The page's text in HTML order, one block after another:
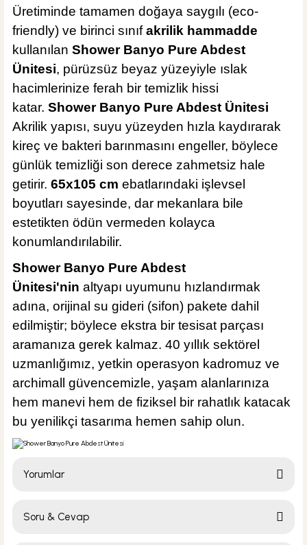
Üretiminde tamamen doğaya saygılı (eco-
friendly) ve birinci sınıfakrilik hammadde
kullanılan Shower Banyo Pure Abdest
Ünitesi, pürüzsüz beyaz yüzeyiyle ıslak
hacimlerinize ferah bir temizlik hissi
katar. Shower Banyo Pure Abdest Ünitesi
Akrilik yapısı, suyu yüzeyden hızla kaydırarak
kireç ve bakteri barınmasını engeller, böylece
günlük temizliği son derece zahmetsiz hale
getirir. 65x105 cm ebatlarındaki işlevsel
boyutları sayesinde, dar mekanlara bile
estetikten ödün vermeden kolayca
konumlandırılabilir.
Shower Banyo Pure Abdest
Ünitesi'nin altyapı uyumunu hızlandırmak
adına, orijinal su gideri (sifon) pakete dahil
edilmiştir; böylece ekstra bir tesisat parçası
aramanıza gerek kalmaz. 40 yıllık sektörel
uzmanlığımız, yetkin operasyon kadromuz ve
archimall güvencemizle, yaşam alanlarınıza
hem manevi hem de fiziksel bir rahatlık katacak
bu yenilikçi tasarıma hemen sahip olun.
Yorumlar
Soru & Cevap